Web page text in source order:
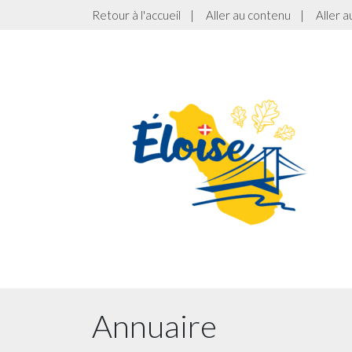
Retour à l'accueil | Aller au contenu | Aller
Annuaire